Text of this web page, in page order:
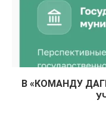
В «КОМАНДУ